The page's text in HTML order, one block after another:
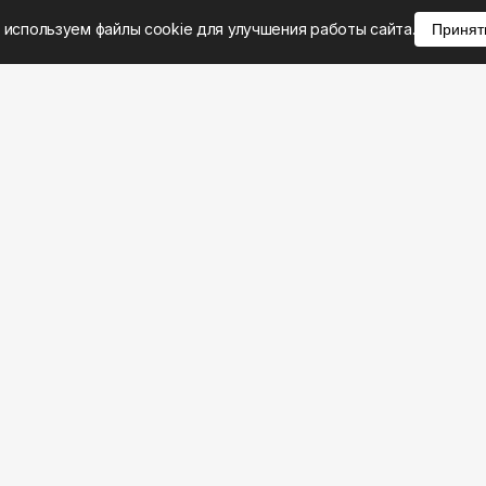
файлы cookie для улучшения работы сайта.